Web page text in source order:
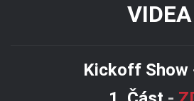
VIDEA
Kickoff Show